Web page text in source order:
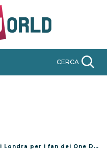
CERCA
dei One Direction in trasferta: i luoghi da visitare